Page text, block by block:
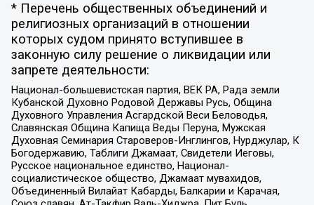
* Перечень общественных объединений и
религиозных организаций в отношении
которых судом принято вступившее в
законную силу решение о ликвидации или
запрете деятельности:
Национал-большевистская партия, ВЕК РА, Рада земли
Кубанской Духовно Родовой Державы Русь, Община
Духовного Управления Асгардской Веси Беловодья,
Славянская Община Капища Веды Перуна, Мужская
Духовная Семинария Староверов-Инглингов, Нурджулар, К
Богодержавию, Таблиги Джамаат, Свидетели Иеговы,
Русское национальное единство, Национал-
социалистическое общество, Джамаат мувахидов,
Объединенный Вилайат Кабарды, Балкарии и Карачая,